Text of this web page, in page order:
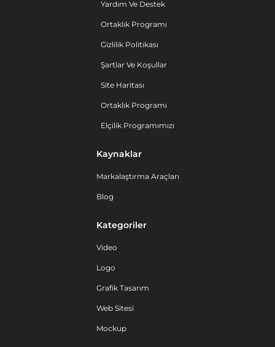
Yardım Ve Destek
Ortaklık Programı
Gizlilik Politikası
Şartlar Ve Koşullar
Site Haritası
Ortaklık Programı
Elçilik Programımızı
Kaynaklar
Markalaştırma Araçları
Blog
Kategoriler
Video
Logo
Grafik Tasarım
Web Sitesi
Mockup